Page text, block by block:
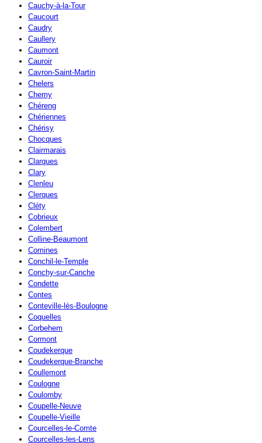
Cauchy-à-la-Tour
Caucourt
Caudry
Caullery
Caumont
Cauroir
Cavron-Saint-Martin
Chelers
Chemy
Chéreng
Chériennes
Chérisy
Chocques
Clairmarais
Clarques
Clary
Clenleu
Clerques
Cléty
Cobrieux
Colembert
Colline-Beaumont
Comines
Conchil-le-Temple
Conchy-sur-Canche
Condette
Contes
Conteville-lès-Boulogne
Coquelles
Corbehem
Cormont
Coudekerque
Coudekerque-Branche
Coullemont
Coulogne
Coulomby
Coupelle-Neuve
Coupelle-Vieille
Courcelles-le-Comte
Courcelles-les-Lens